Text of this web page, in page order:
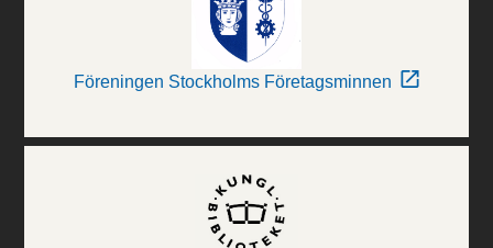
Föreningen Stockholms Företagsminnen